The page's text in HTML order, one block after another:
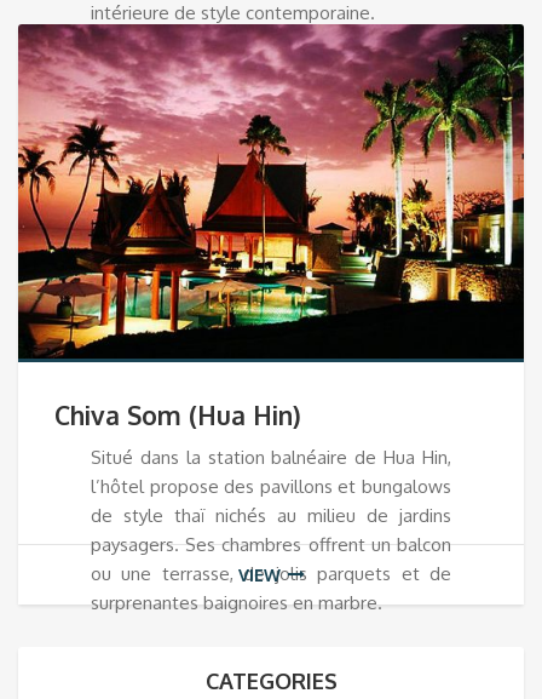
intérieure de style contemporaine.
Chiva Som (Hua Hin)
Situé dans la station balnéaire de Hua Hin,
l’hôtel propose des pavillons et bungalows
de style thaï nichés au milieu de jardins
paysagers. Ses chambres offrent un balcon
ou une terrasse, de jolis parquets et de
surprenantes baignoires en marbre.
VIEW
CATEGORIES